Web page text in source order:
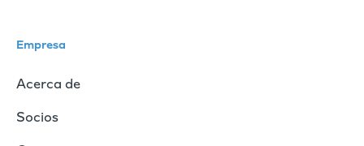
Empresa
Acerca de
Socios